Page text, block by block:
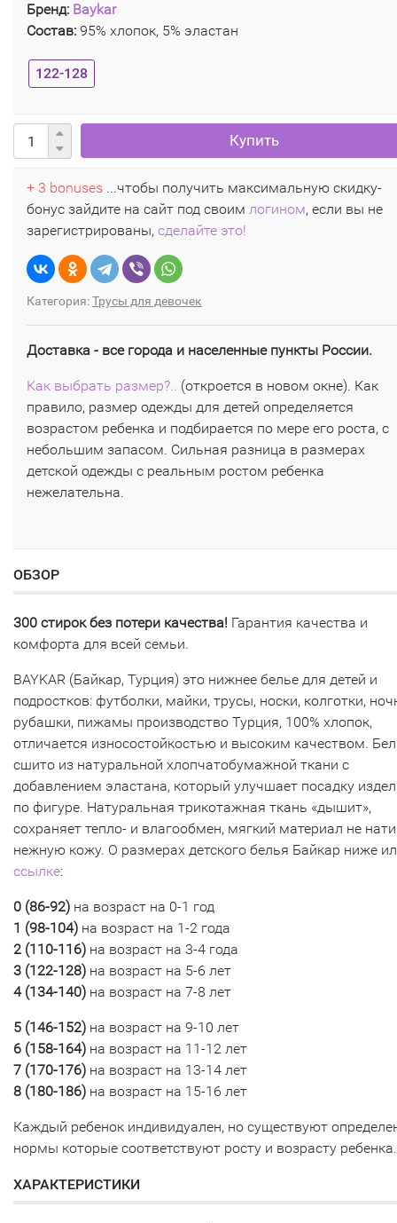
Бренд: Baykar
Состав: 95% хлопок, 5% эластан
122-128
Купить
+ 3 bonuses ...чтобы получить максимальную скидку-
бонус зайдите на сайт под своим логином, если вы не
зарегистрированы, сделайте это!
Категория:Трусы для девочек
Доставка - все города и населенные пункты России.
Как выбрать размер?.. (откроется в новом окне). Как
правило, размер одежды для детей определяется
возрастом ребенка и подбирается по мере его роста, с
небольшим запасом. Сильная разница в размерах
детской одежды с реальным ростом ребенка
нежелательна.
ОБЗОР
300 стирок без потери качества! Гарантия качества и
комфорта для всей семьи.
BAYKAR (Байкар, Турция) это нижнее белье для детей и
подростков: футболки, майки, трусы, носки, колготки,
рубашки, пижамы производство Турция, 100% хлопок,
отличается износостойкостью и высоким качеством.
сшито из натуральной хлопчатобумажной ткани с
добавлением эластана, который улучшает посадку
по фигуре. Натуральная трикотажная ткань «дышит»,
сохраняет тепло- и влагообмен, мягкий материал не
нежную кожу. О размерах детского белья Байкар ниже
ссылке:
0 (86-92) на возраст на 0-1 год
1 (98-104) на возраст на 1-2 года
2 (110-116) на возраст на 3-4 года
3 (122-128) на возраст на 5-6 лет
4 (134-140) на возраст на 7-8 лет
5 (146-152) на возраст на 9-10 лет
6 (158-164) на возраст на 11-12 лет
7 (170-176) на возраст на 13-14 лет
8 (180-186) на возраст на 15-16 лет
Каждый ребенок индивидуален, но существуют
нормы которые соответствуют росту и возрасту ребенка.
ХАРАКТЕРИСТИКИ